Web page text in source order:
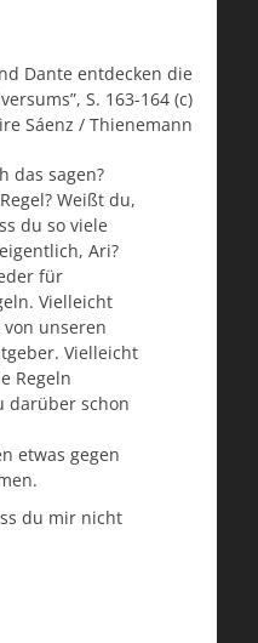
Dante entdecken die
S. 163-164 (c)
Sáenz / Thienemann
das sagen?
Weißt du,
du so viele
Ari?
für
Vielleicht
unseren
Vielleicht
Regeln
darüber schon
etwas gegen
du mir nicht